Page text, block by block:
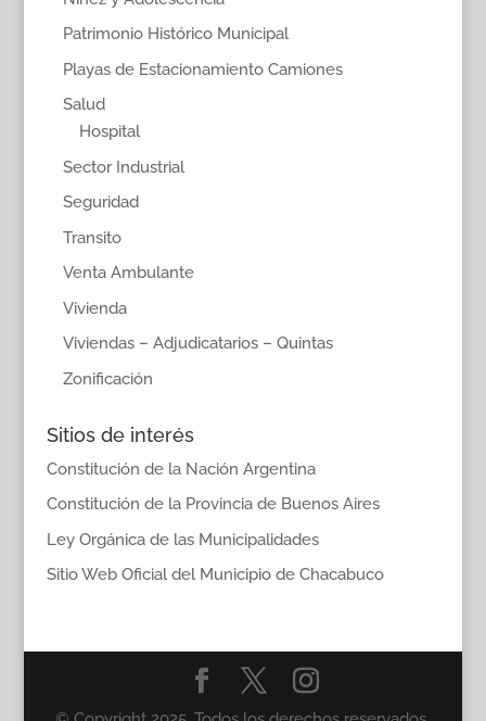
Patrimonio Histórico Municipal
Playas de Estacionamiento Camiones
Salud
Hospital
Sector Industrial
Seguridad
Transito
Venta Ambulante
Vivienda
Viviendas – Adjudicatarios – Quintas
Zonificación
Sitios de interés
Constitución de la Nación Argentina
Constitución de la Provincia de Buenos Aires
Ley Orgánica de las Municipalidades
Sitio Web Oficial del Municipio de Chacabuco